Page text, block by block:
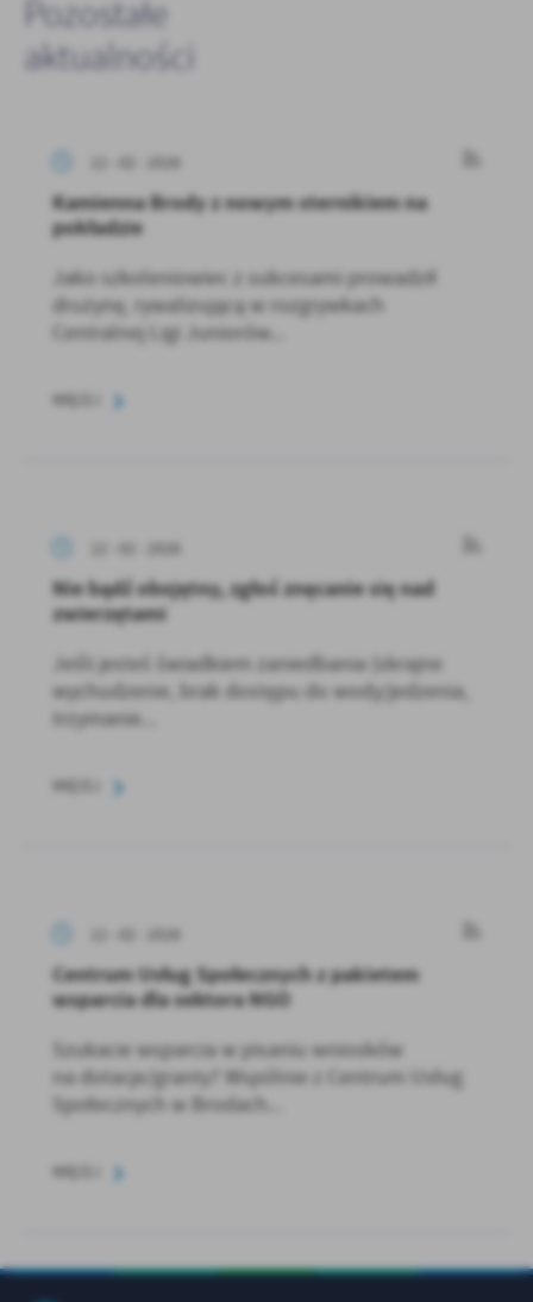
Pozostałe
aktualności
12 - 02 - 2026
Kamienna Brody z nowym sternikiem na
pokładzie
Jako szkoleniowiec z sukcesami prowadził
drużynę, rywalizującą w rozgrywkach
Centralnej Ligi Juniorów...
12 - 02 - 2026
Nie bądź obojętny, zgłoś znęcanie się nad
zwierzętami
Jeśli jesteś świadkiem zaniedbania (skrajne
wychudzenie, brak dostępu do wody/jedzenia,
trzymanie...
12 - 02 - 2026
Centrum Usług Społecznych z pakietem
wsparcia dla sektora NGO
Szukacie wsparcia w pisaniu wniosków
na dotacje/granty? Wspólnie z Centrum Usług
Społecznych w Brodach...